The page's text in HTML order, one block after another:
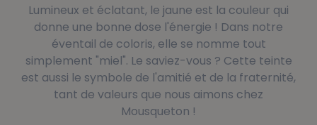
Lumineux et éclatant, le jaune est la couleur qui
donne une bonne dose l'énergie ! Dans notre
éventail de coloris, elle se nomme tout
simplement "miel". Le saviez-vous ? Cette teinte
est aussi le symbole de l'amitié et de la fraternité,
tant de valeurs que nous aimons chez
Mousqueton !